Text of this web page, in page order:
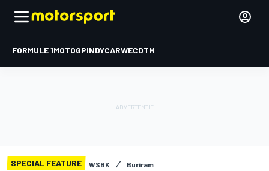
FORMULE 1MOTOGPINDYCARWECDTM
SPECIAL FEATURE WSBK Buriram